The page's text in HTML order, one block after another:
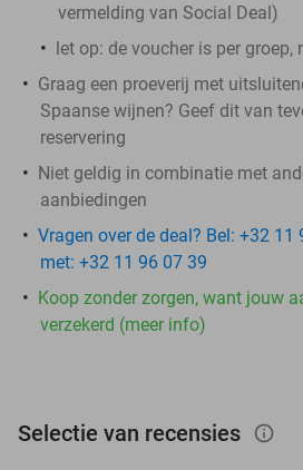
vermelding van Social Deal)
let op: de voucher is per groep,
Graag een proeverij met
Spaanse wijnen? Geef dit van
reservering
Niet geldig in combinatie met
aanbiedingen
Vragen over de deal? Bel: +32
met: +32 11 96 07 39
Koop zonder zorgen, want jouw
verzekerd (meer info)
Selectie van recensies info_outlined